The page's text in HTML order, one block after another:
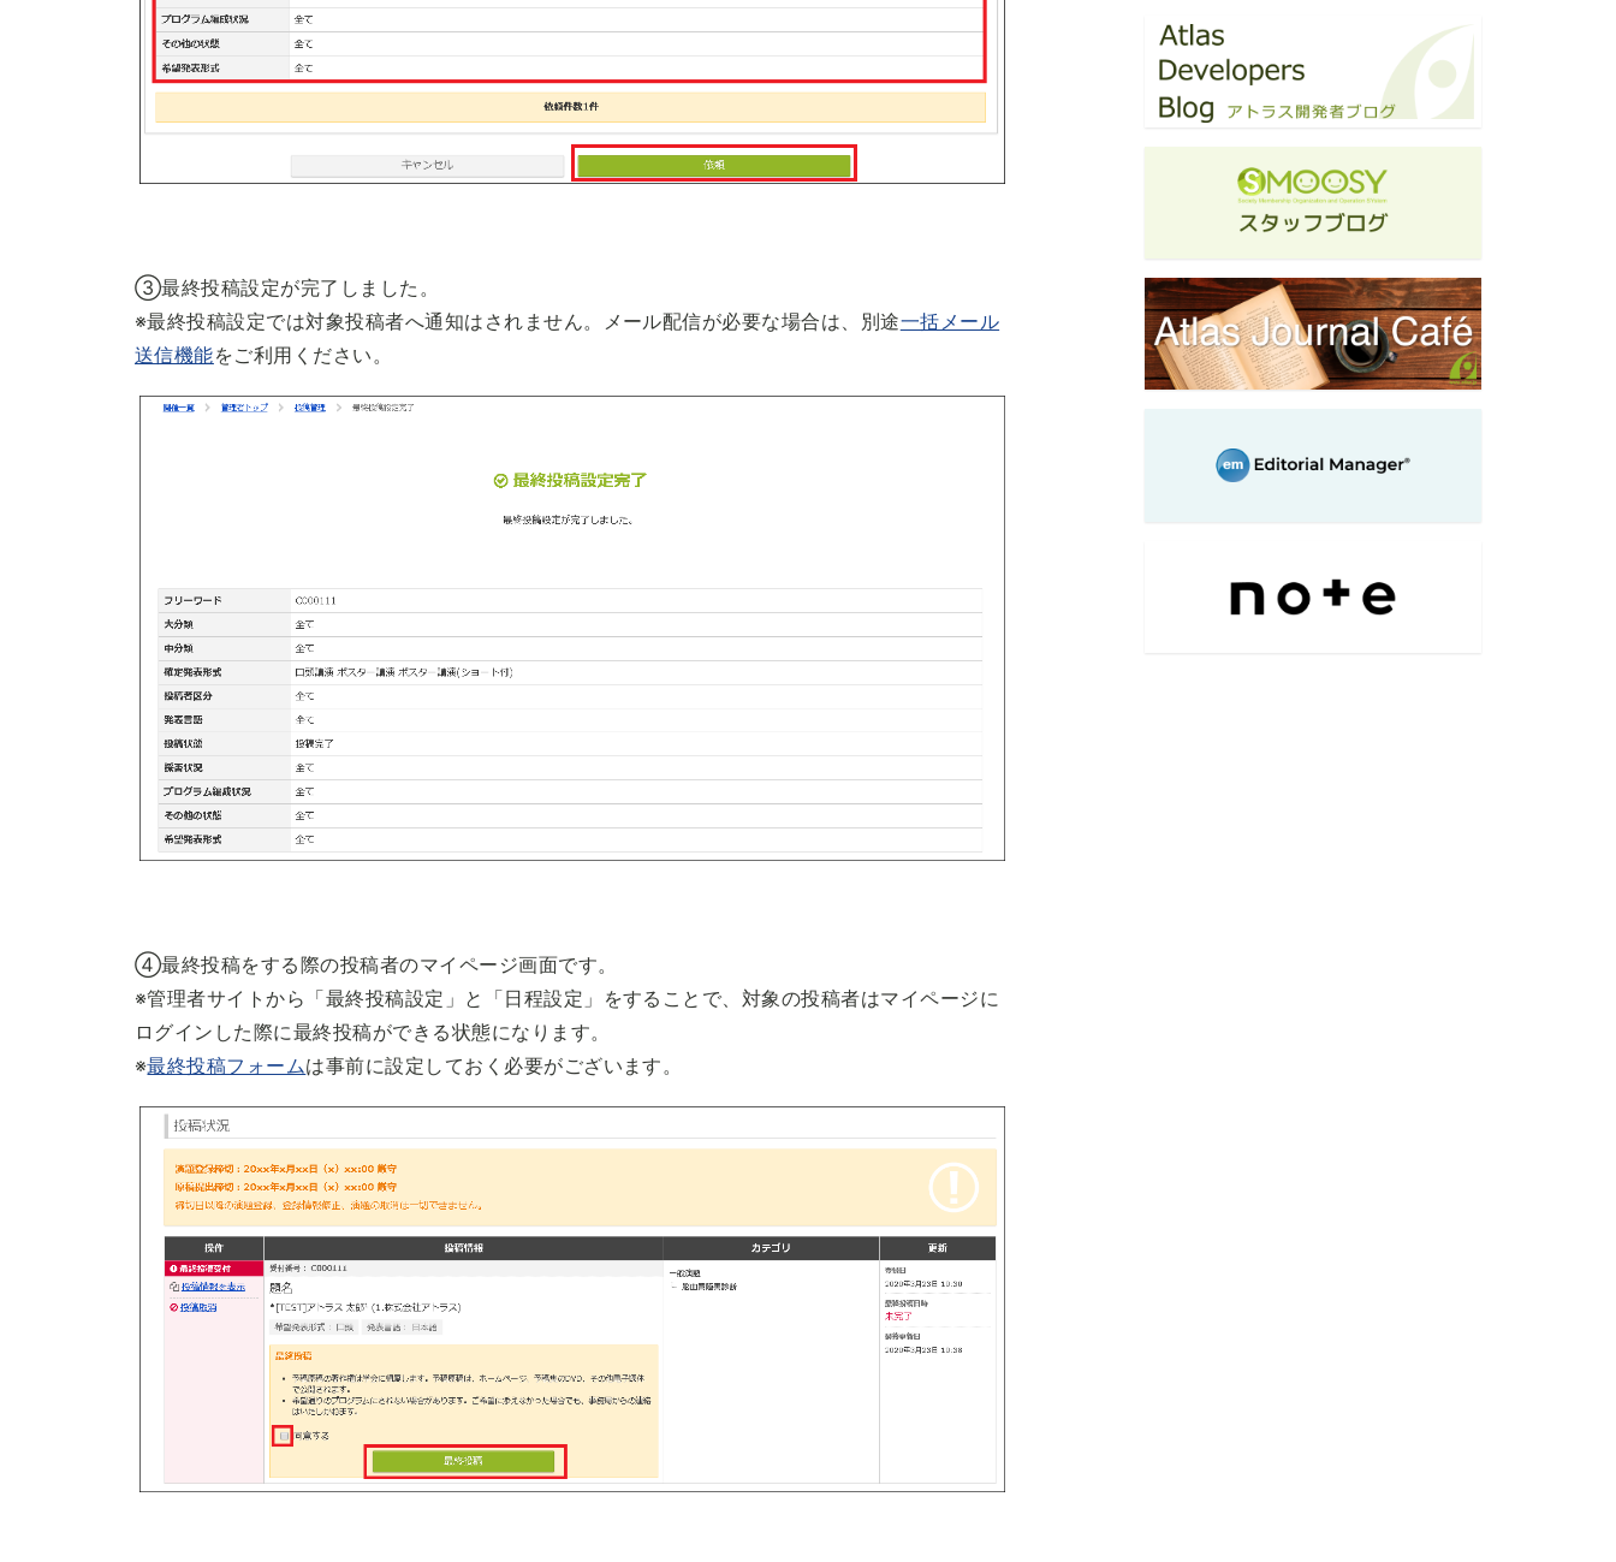
③最終投稿設定が完了しました。
※最終投稿設定では対象投稿者へ通知はされません。メール配信が必要な場合は、別途一括メール
送信機能をご利用ください。
④最終投稿をする際の投稿者のマイページ画面です。
※管理者サイトから「最終投稿設定」と「日程設定」をすることで、対象の投稿者はマイページに
ログインした際に最終投稿ができる状態になります。
※最終投稿フォームは事前に設定しておく必要がございます。